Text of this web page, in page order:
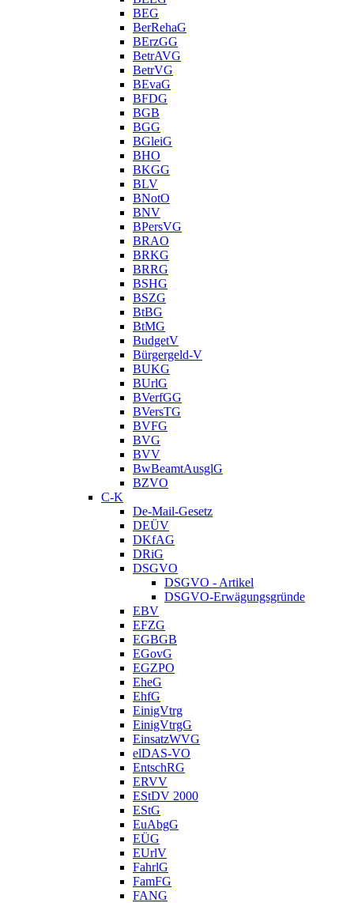
BEG
BerRehaG
BErzGG
BetrAVG
BetrVG
BEvaG
BFDG
BGB
BGG
BGleiG
BHO
BKGG
BLV
BNotO
BNV
BPersVG
BRAO
BRKG
BRRG
BSHG
BSZG
BtBG
BtMG
BudgetV
Bürgergeld-V
BUKG
BUrlG
BVerfGG
BVersTG
BVFG
BVG
BVV
BwBeamtAusglG
BZVO
C-K
De-Mail-Gesetz
DEÜV
DKfAG
DRiG
DSGVO
DSGVO - Artikel
DSGVO-Erwägungsgründe
EBV
EFZG
EGBGB
EGovG
EGZPO
EheG
EhfG
EinigVtrg
EinigVtrgG
EinsatzWVG
elDAS-VO
EntschRG
ERVV
EStDV 2000
EStG
EuAbgG
EÜG
EUrlV
FahrlG
FamFG
FANG